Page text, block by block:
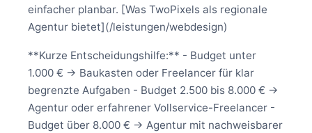
einfacher planbar. [Was TwoPixels als regionale
Agentur bietet](/leistungen/webdesign)
**Kurze Entscheidungshilfe:** - Budget unter
1.000 € → Baukasten oder Freelancer für klar
begrenzte Aufgaben - Budget 2.500 bis 8.000 € →
Agentur oder erfahrener Vollservice-Freelancer -
Budget über 8.000 € → Agentur mit nachweisbarer